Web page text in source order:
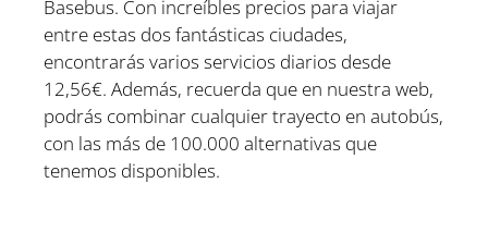
Basebus. Con increíbles precios para viajar
entre estas dos fantásticas ciudades,
encontrarás varios servicios diarios desde
12,56€. Además, recuerda que en nuestra web,
podrás combinar cualquier trayecto en autobús,
con las más de 100.000 alternativas que
tenemos disponibles.